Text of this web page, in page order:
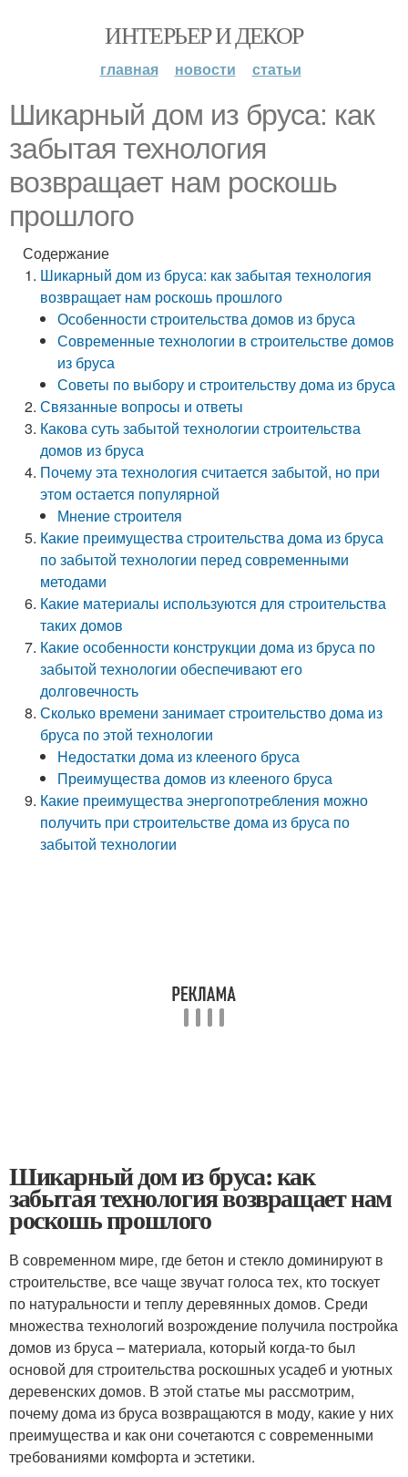
ИНТЕРЬЕР И ДЕКОР
главная новости статьи
Шикарный дом из бруса: как
забытая технология
возвращает нам роскошь
прошлого
Содержание
Шикарный дом из бруса: как забытая технология
возвращает нам роскошь прошлого
Особенности строительства домов из бруса
Современные технологии в строительстве домов
из бруса
Советы по выбору и строительству дома из бруса
Связанные вопросы и ответы
Какова суть забытой технологии строительства
домов из бруса
Почему эта технология считается забытой, но при
этом остается популярной
Мнение строителя
Какие преимущества строительства дома из бруса
по забытой технологии перед современными
методами
Какие материалы используются для строительства
таких домов
Какие особенности конструкции дома из бруса по
забытой технологии обеспечивают его
долговечность
Сколько времени занимает строительство дома из
бруса по этой технологии
Недостатки дома из клееного бруса
Преимущества домов из клееного бруса
Какие преимущества энергопотребления можно
получить при строительстве дома из бруса по
забытой технологии
Шикарный дом из бруса: как
забытая технология возвращает нам
роскошь прошлого
В современном мире, где бетон и стекло доминируют в
строительстве, все чаще звучат голоса тех, кто тоскует
по натуральности и теплу деревянных домов. Среди
множества технологий возрождение получила постройка
домов из бруса – материала, который когда-то был
основой для строительства роскошных усадеб и уютных
деревенских домов. В этой статье мы рассмотрим,
почему дома из бруса возвращаются в моду, какие у них
преимущества и как они сочетаются с современными
требованиями комфорта и эстетики.